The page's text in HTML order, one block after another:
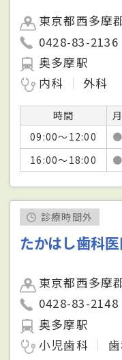
東京都西多摩
0428-83-2136
奥多摩駅
内科
外科
時間 月
09:00～12:00
●
16:00～18:00
●
診療時間外
たかはし歯科
東京都西多摩
0428-83-2148
奥多摩駅
小児歯科